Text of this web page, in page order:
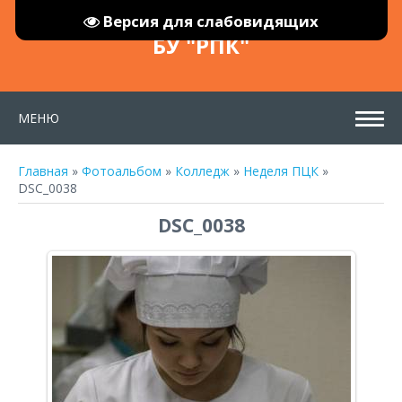
Версия для слабовидящих
БУ "РПК"
МЕНЮ
Главная » Фотоальбом » Колледж » Неделя ПЦК »
DSC_0038
DSC_0038